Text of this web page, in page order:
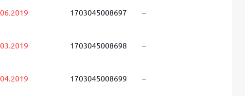
1703045008697 –
1703045008698 –
1703045008699 –